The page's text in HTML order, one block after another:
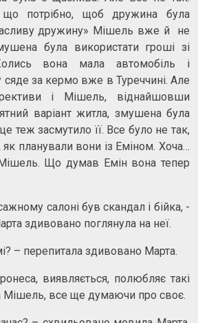
потрібно, щоб дружина була
дружину» Мішель вже й не
була використати гроші зі
вона мала автомобіль і
сяде за кермо вже в Туреччині. Але
і Мішель, віднайшовши
варіант житла, змушена була
теж засмутило її. Все було не так,
як планували вони із Еміном. Хоча…
Що думав Емін вона тепер
салоні був скандал і бійка, -
здивовано поглянула на неї.
– перепитала здивовано Марта.
виявляється, полюбляє такі
Мішель, все ще думаючи про своє.